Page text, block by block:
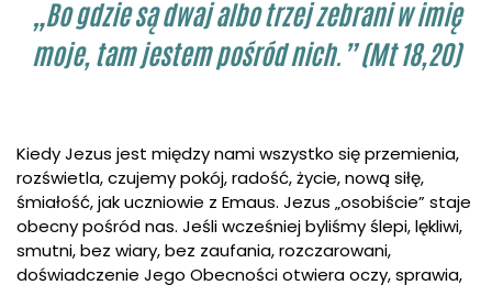
„Bo gdzie są dwaj albo trzej zebrani w imię
moje, tam jestem pośród nich.” (Mt 18,20)
Kiedy Jezus jest między nami wszystko się przemienia,
rozświetla, czujemy pokój, radość, życie, nową siłę,
śmiałość, jak uczniowie z Emaus. Jezus „osobiście” staje
obecny pośród nas. Jeśli wcześniej byliśmy ślepi, lękliwi,
smutni, bez wiary, bez zaufania, rozczarowani,
doświadczenie Jego Obecności otwiera oczy, sprawia,